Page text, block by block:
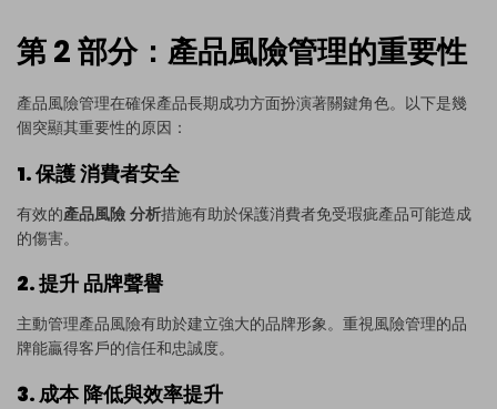
第 2 部分：產品風險管理的重要性
產品風險管理在確保產品長期成功方面扮演著關鍵角色。以下是幾
個突顯其重要性的原因：
1. 保護消費者安全
有效的產品風險 分析措施有助於保護消費者免受瑕疵產品可能造成
的傷害。
2. 提升 品牌聲譽
主動管理產品風險有助於建立強大的品牌形象。重視風險管理的品
牌能贏得客戶的信任和忠誠度。
3. 成本 降低與效率提升